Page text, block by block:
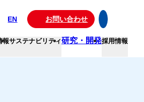
EN お問い合わせ
報サステナビリティ研究・開発採用情報